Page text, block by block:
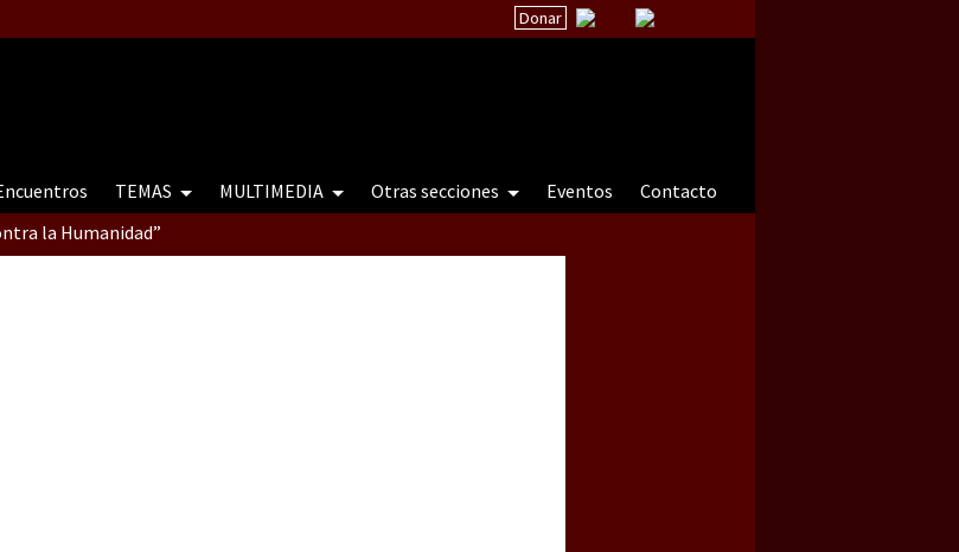
Donar
TEMAS MULTIMEDIA Otras secciones Eventos
Contacto
la Humanidad”
contra a Humanidade”(As populações e a natureza e a natureza sob cerco)